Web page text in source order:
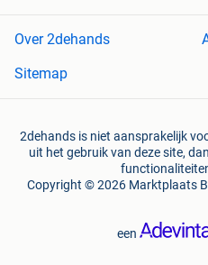
Over 2dehands
Sitemap
2dehands is niet aansprakelijk
uit het gebruik van deze site,
Copyright © 2026 Marktplaats
een